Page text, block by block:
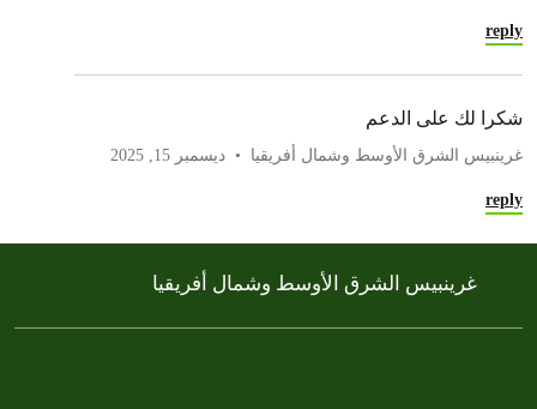
reply
شكرا لك على الدعم
غرينبيس الشرق الأوسط وشمال أفريقيا ديسمبر 15, 2025
reply